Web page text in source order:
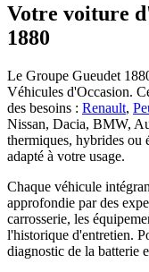
Votre voiture
1880
Le Groupe Gueudet
Véhicules d'Occasion.
des besoins : Renault,
Nissan, Dacia, BMW,
thermiques, hybrides ou
adapté à votre usage.
Chaque véhicule
approfondie par des
carrosserie, les
l'historique d'entretien.
diagnostic de la batterie